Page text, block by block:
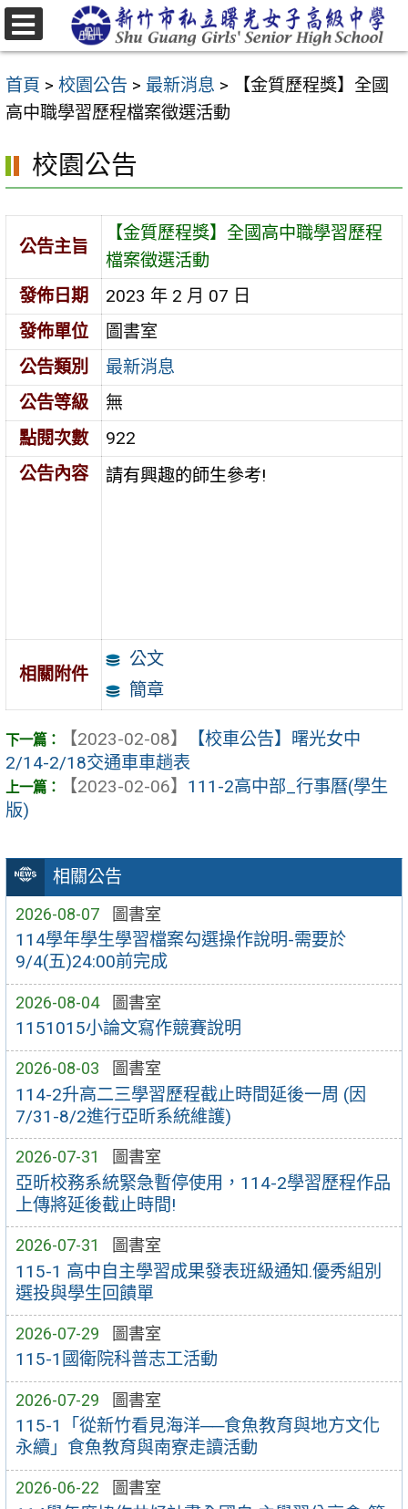
跳
至
要
內
區
首頁 > 校園公告 > 最新消息 >
【金質歷程獎】全國
高中職學習歷程檔案徵選活動
相關公告
2026-08-07 圖書室
114學年學生學習檔案勾選操作說明-需要於
9/4(五)24:00前完成
2026-08-04 圖書室
1151015小論文寫作競賽說明
2026-08-03 圖書室
114-2升高二三學習歷程截止時間延後一周 (因
7/31-8/2進行亞昕系統維護)
2026-07-31 圖書室
亞昕校務系統緊急暫停使用，114-2學習歷程作品
上傳將延後截止時間!
2026-07-31 圖書室
115-1 高中自主學習成果發表班級通知.優秀組別
選投與學生回饋單
2026-07-29 圖書室
115-1國衛院科普志工活動
2026-07-29 圖書室
115-1「從新竹看見海洋──食魚教育與地方文化
永續」食魚教育與南寮走讀活動
2026-06-22 圖書室
校園公告
公告主旨
【金質歷程獎】全國高中職學習歷程
檔案徵選活動
發佈日期
2023 年 2 月 07 日
發佈單位
圖書室
公告類別
最新消息
公告等級
無
點閱次數
922
公告內容
請有興趣的師生參考!
相關附件
公文
簡章
【2023-02-08】
【校車公告】曙光女中
2/14-2/18交通車車趟表
【2023-02-06】 111-2高中部_行事曆(學生
版)
選
單